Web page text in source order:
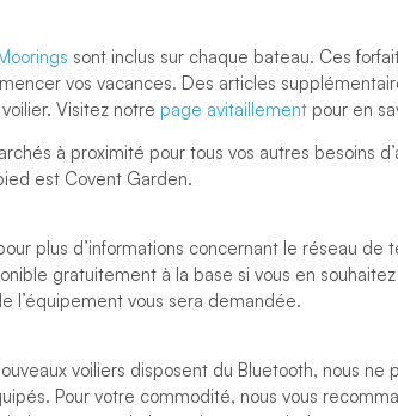
sont inclus sur chaque bateau. Ces
vos vacances. Des articles
Visitez notre page avitaillement pour en
à proximité pour tous vos autres besoins
est Covent Garden.
plus d’informations concernant le réseau de
gratuitement à la base si vous en
l’équipement vous sera demandée.
voiliers disposent du Bluetooth, nous ne
Pour votre commodité, nous vous